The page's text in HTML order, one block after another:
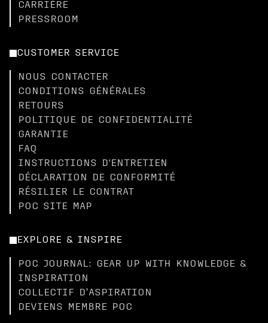
CARRIÈRE
PRESSROOM
CUSTOMER SERVICE
NOUS CONTACTER
CONDITIONS GÉNÉRALES
RETOURS
POLITIQUE DE CONFIDENTIALITÉ
GARANTIE
FAQ
INSTRUCTIONS D'ENTRETIEN
DÉCLARATION DE CONFORMITÉ
RÉSILIER LE CONTRAT
POC SITE MAP
EXPLORE & INSPIRE
POC JOURNAL: GEAR UP WITH KNOWLEDGE &
INSPIRATION
COLLECTIF D’ASPIRATION
DEVIENS MEMBRE POC